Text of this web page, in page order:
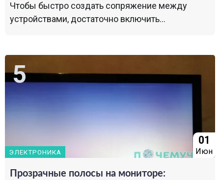
Чтобы быстро создать сопряжение между
устройствами, достаточно включить...
ЭЛЕКТРОНИКА
01
Июн
Прозрачные полосы на мониторе: